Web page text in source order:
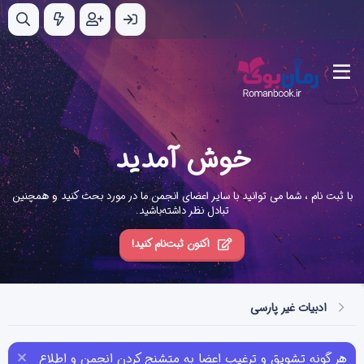
خوش آمدید
با ثبت نام ، شما می توانید با سایر اعضای انجمن ما در مورد بحث کنید و همچنین
تبادل نظر داشته‌باشید.
اکنون ثبت‌نام کنید!
ادبیات غیر پارسی
هر گونه تشویق و ترغیب اعضا به متشنج کردن انجمن و اطلاع